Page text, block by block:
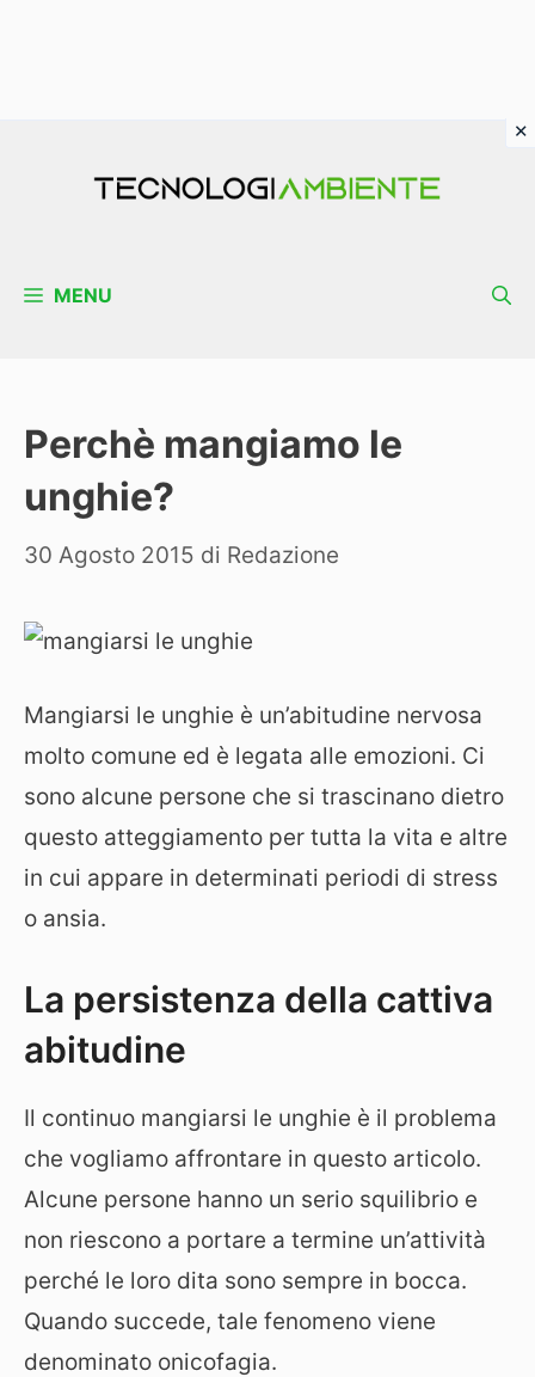
MENU
Perchè mangiamo le
unghie?
30 Agosto 2015 di Redazione
Mangiarsi le unghie è un’abitudine nervosa
molto comune ed è legata alle emozioni. Ci
sono alcune persone che si trascinano dietro
questo atteggiamento per tutta la vita e altre
in cui appare in determinati periodi di stress
o ansia.
La persistenza della cattiva
abitudine
Il continuo mangiarsi le unghie è il problema
che vogliamo affrontare in questo articolo.
Alcune persone hanno un serio squilibrio e
non riescono a portare a termine un’attività
perché le loro dita sono sempre in bocca.
Quando succede, tale fenomeno viene
denominato onicofagia.